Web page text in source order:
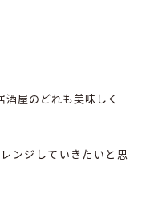
屋のどれも美味しく
ンジしていきたいと思